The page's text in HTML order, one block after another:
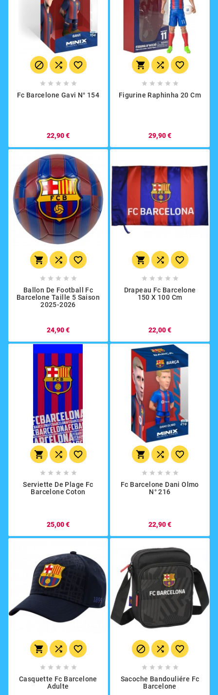
  
    
Fc Barcelone Gavi N° 154
22,90 €
  
    
Figurine Raphinha 20 Cm
29,90 €
  
    
Ballon De Football Fc
Barcelone Taille 5 Saison
2025-2026
24,90 €
  
    
Drapeau Fc Barcelone
150 X 100 Cm
22,00 €
  
    
Serviette De Plage Fc
Barcelone Coton
25,00 €
  
    
Fc Barcelone Dani Olmo
N° 216
22,90 €
  
    
Casquette Fc Barcelone
Adulte
  
    
Sacoche Bandouliére Fc
Barcelone